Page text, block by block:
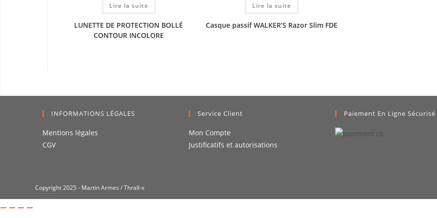
Lire la suite
LUNETTE DE PROTECTION BOLLÉ
CONTOUR INCOLORE
Lire la suite
Casque passif WALKER’S Razor Slim FDE
INFORMATIONS LÉGALES
Mentions légales
CGV
Service Client
Mon Compte
Justificatifs et autorisations
Paiement En Ligne Sécurisé
Copyright 2025 - Martin Armes / Thrall-x